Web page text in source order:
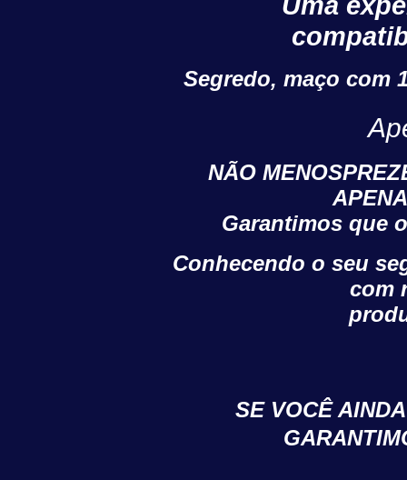
Segredo, maço com
NÃO
Garantimos que
Conhecendo o seu
com
SE VOCÊ